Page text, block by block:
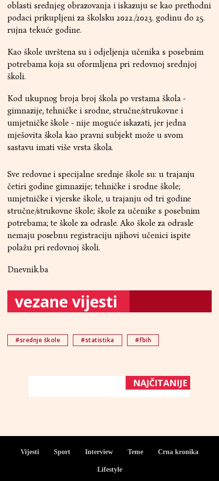
oblasti srednjeg obrazovanja i iskazuju se kao prethodni
podaci prikupljeni za školsku 2022./2023. godinu do 25.
rujna tekuće godine.
Kao škole uvrštena su i odjeljenja učenika s posebnim
potrebama koja su oformljena pri redovnoj srednjoj
školi.
Kod ukupnog broja broj škola po vrstama škola -
gimnazije, tehničke i srodne, stručne/strukovne i
umjetničke škole - nije moguće iskazati, jer jedna
mješovita škola kao pravni subjekt može u svom
sastavu imati više vrsta škola.
Sve redovne i specijalne srednje škole su: u trajanju
četiri godine gimnazije; tehničke i srodne škole;
umjetničke i vjerske škole, u trajanju od tri godine
stručne/strukovne škole; škole za učenike s posebnim
potrebama; te škole za odrasle. Ako škole za odrasle
nemaju posebnu registraciju njihovi učenici ispite
polažu pri redovnoj školi.
Dnevnik.ba
vezane vijesti
#srednje škole #statistika #fbih
NAJČITANIJE
Vijesti Sport Interview Teme Crna kronika
Lifestyle